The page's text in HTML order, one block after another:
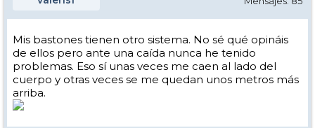
Mis bastones tienen otro sistema. No sé qué opináis
de ellos pero ante una caída nunca he tenido
problemas. Eso sí unas veces me caen al lado del
cuerpo y otras veces se me quedan unos metros más
arriba.